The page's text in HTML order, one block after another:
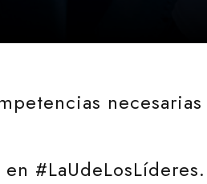
necesarias
#LaUdeLosLíderes.